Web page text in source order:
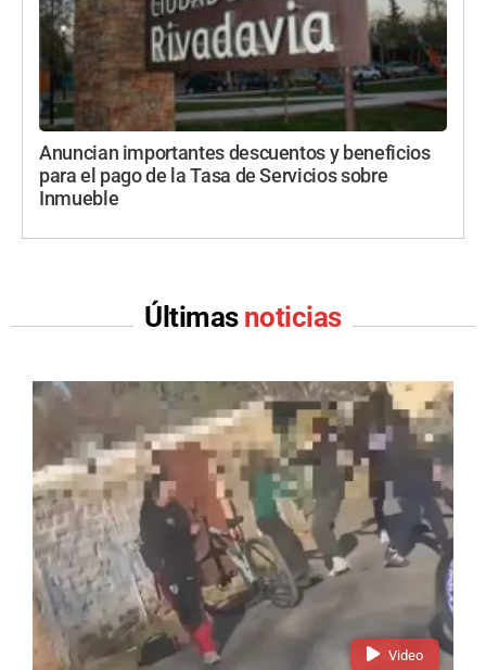
Anuncian importantes descuentos y beneficios
para el pago de la Tasa de Servicios sobre
Inmueble
Últimas noticias
Video